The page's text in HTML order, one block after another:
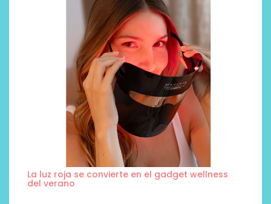
La luz roja se convierte en el gadget wellness
del verano